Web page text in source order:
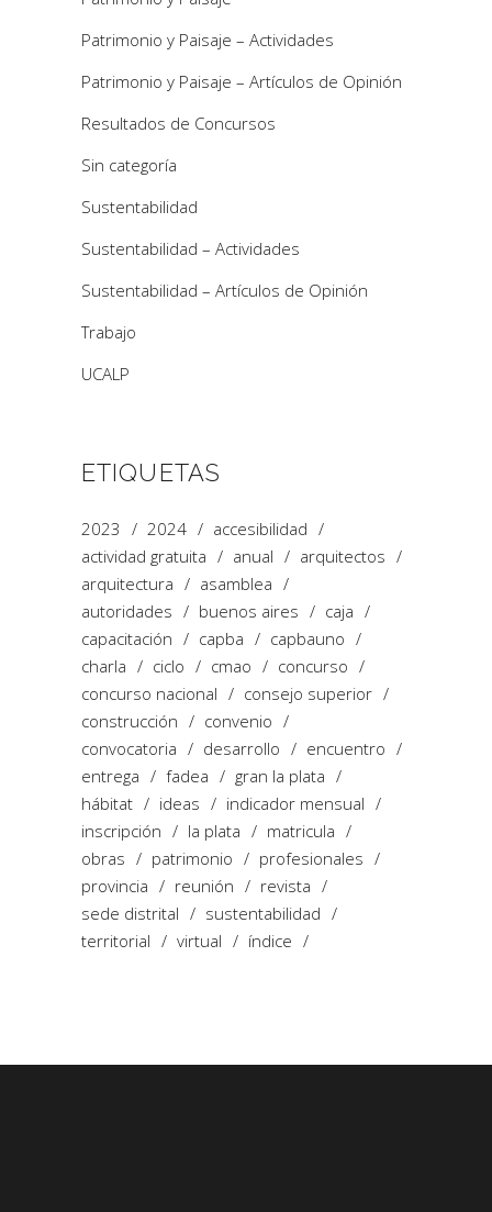
Patrimonio y Paisaje – Actividades
Patrimonio y Paisaje – Artículos de Opinión
Resultados de Concursos
Sin categoría
Sustentabilidad
Sustentabilidad – Actividades
Sustentabilidad – Artículos de Opinión
Trabajo
UCALP
ETIQUETAS
2023 2024
accesibilidad
actividad gratuita
anual
arquitectos
arquitectura
asamblea
autoridades
buenos aires
caja
capacitación
capba
capbauno
charla
ciclo cmao
concurso
concurso nacional
consejo superior
construcción
convenio
convocatoria
desarrollo
encuentro
entrega
fadea
gran la plata
hábitat
ideas
indicador mensual
inscripción
la plata
matricula
obras
patrimonio
profesionales
provincia
reunión
revista
sede distrital
sustentabilidad
territorial
virtual índice